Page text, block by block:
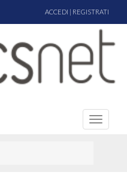
ACCEDI | REGISTRATI